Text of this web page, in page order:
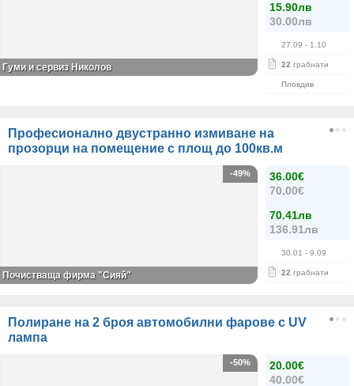
15.90лв
30.00лв
27.09 - 1.10
22 грабнати
Пловдив
Гуми и сервиз Николов
Професионално двустранно измиване на
прозорци на помещение с площ до 100кв.м
36.00€
70.00€
70.41лв
136.91лв
30.01 - 9.09
22 грабнати
-49%
Почистваща фирма "Сияй"
Полиране на 2 броя автомобилни фарове с UV
лампа
20.00€
40.00€
-50%